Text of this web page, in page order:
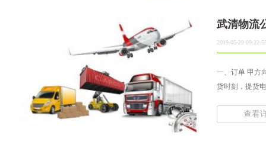
武清物流
2019-05-29
一、订单 甲方
货时刻，提货
查看